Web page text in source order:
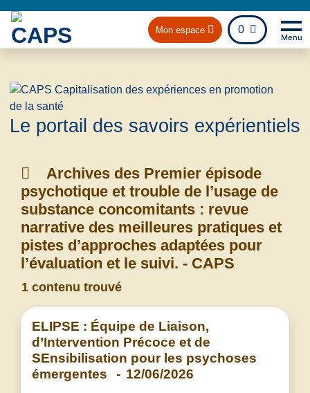
Mon espace 0
fichier
Menu
Le portail des savoirs expérientiels
Archives des Premier épisode
psychotique et trouble de l’usage de
substance concomitants : revue
narrative des meilleures pratiques et
pistes d’approches adaptées pour
l’évaluation et le suivi. - CAPS
1 contenu trouvé
ELIPSE : Équipe de Liaison,
d’Intervention Précoce et de
SEnsibilisation pour les psychoses
émergentes
- 12/06/2026